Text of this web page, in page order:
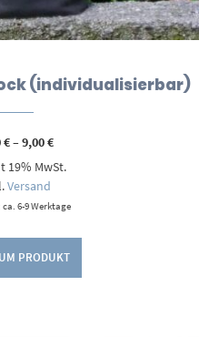
(individualisierbar)
€–9,00€Preisspanne:
bis
19% MwSt.
Versand
6-9 Werktage
PRODUKT